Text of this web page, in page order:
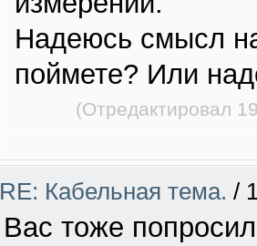
Надеюсь смысл
поймете? Или
(Отредактировал
RE: Кабельная тема. /
Вас тоже